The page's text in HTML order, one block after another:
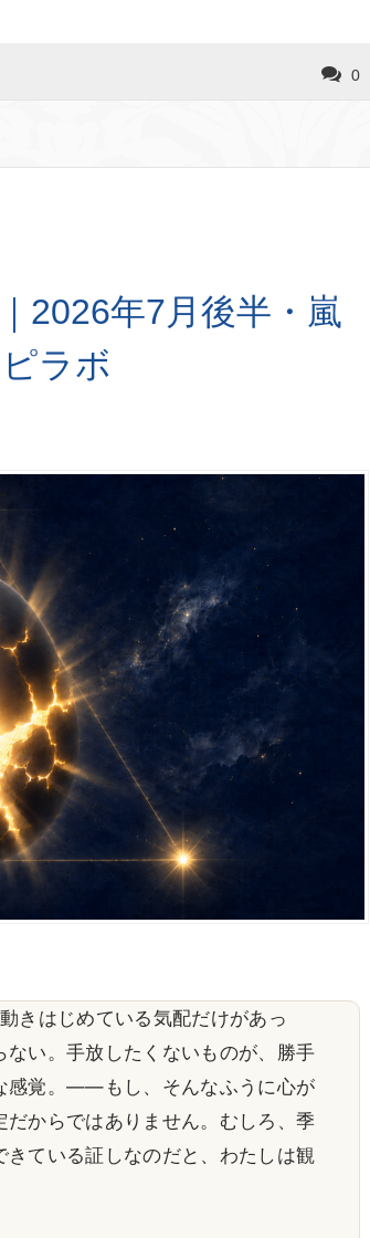
0
2026年7月後半・嵐
ラボ
きはじめている気配だけがあっ
い。手放したくないものが、勝手
感覚。——もし、そんなふうに心が
からではありません。むしろ、季
ている証しなのだと、わたしは観